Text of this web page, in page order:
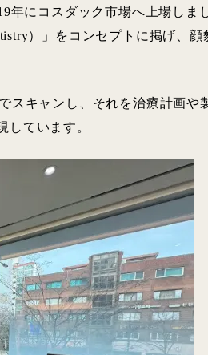
年にコスダック市場へ上場しま
）」をコンセプトに掲げ、
スキャンし、それを治療計画や
しています。